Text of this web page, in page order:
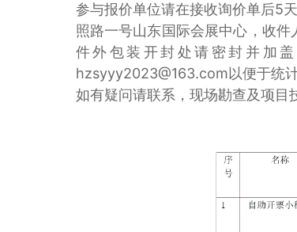
参与报价单位请在接收询价单后5
照路一号山东国际会展中心，收
件外包装开封处请密封并加
hzsyyy2023@163.com以便于统
如有疑问请联系，现场勘查及项